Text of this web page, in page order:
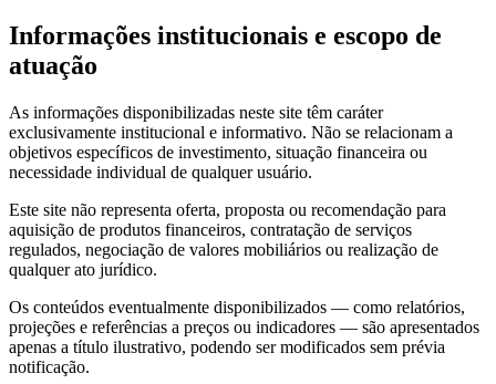
Informações institucionais e escopo de
atuação
As informações disponibilizadas neste site têm caráter
exclusivamente institucional e informativo. Não se relacionam a
objetivos específicos de investimento, situação financeira ou
necessidade individual de qualquer usuário.
Este site não representa oferta, proposta ou recomendação para
aquisição de produtos financeiros, contratação de serviços
regulados, negociação de valores mobiliários ou realização de
qualquer ato jurídico.
Os conteúdos eventualmente disponibilizados — como relatórios,
projeções e referências a preços ou indicadores — são apresentados
apenas a título ilustrativo, podendo ser modificados sem prévia
notificação.